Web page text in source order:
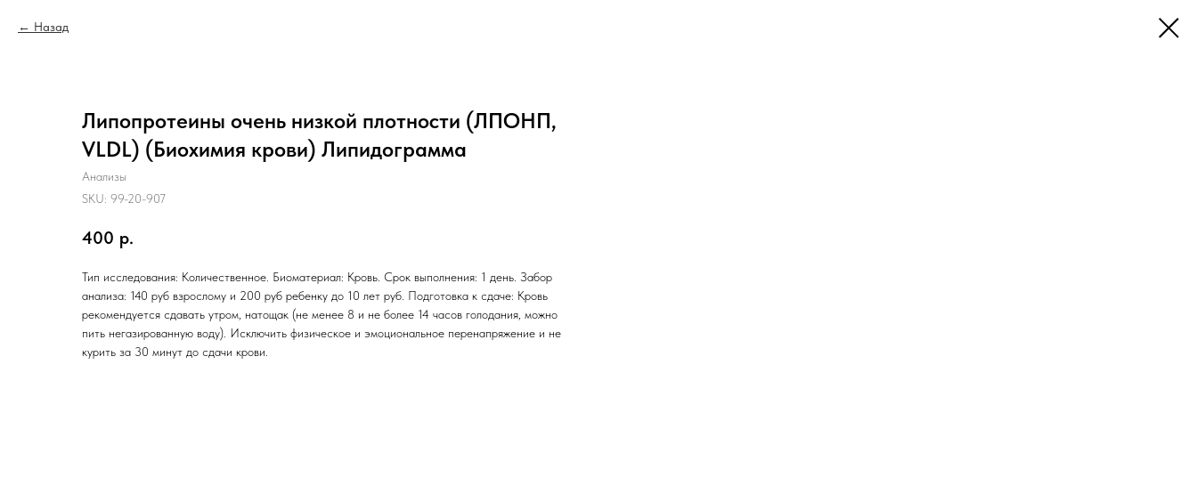
Назад
Липопротеины очень низкой плотности (ЛПОНП,
VLDL) (Биохимия крови) Липидограмма
Анализы
SKU: 99-20-907
400 р.
Тип исследования: Количественное. Биоматериал: Кровь. Срок выполнения: 1 день. Забор
анализа: 140 руб взрослому и 200 руб ребенку до 10 лет руб. Подготовка к сдаче: Кровь
рекомендуется сдавать утром, натощак (не менее 8 и не более 14 часов голодания, можно
пить негазированную воду). Исключить физическое и эмоциональное перенапряжение и не
курить за 30 минут до сдачи крови.